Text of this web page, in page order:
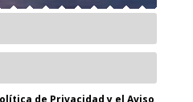
de Privacidad y el Aviso